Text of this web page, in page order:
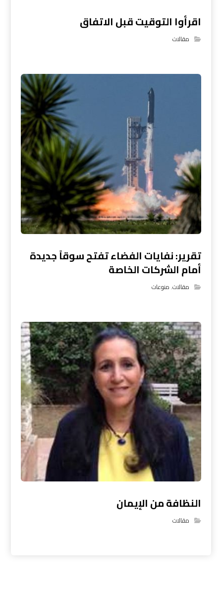
اقرأوا التوقيت قبل الاتفاق
مقالات
تقرير: نفايات الفضاء تفتح سوقاً جديدة
أمام الشركات الخاصة
مقالات,منوعات
النظافة من الإيمان
مقالات